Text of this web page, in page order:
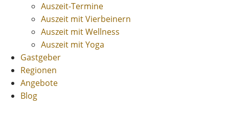
Auszeit-Termine
Auszeit mit Vierbeinern
Auszeit mit Wellness
Auszeit mit Yoga
Gastgeber
Regionen
Angebote
Blog